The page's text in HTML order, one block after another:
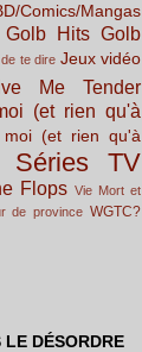
Comics/Mangas
Golb Hits Golb
te dire Jeux vidéo
Me Tender
(et rien qu'à
(et rien qu'à
Séries TV
Flops Vie Mort et
de province WGTC?
LE DÉSORDRE